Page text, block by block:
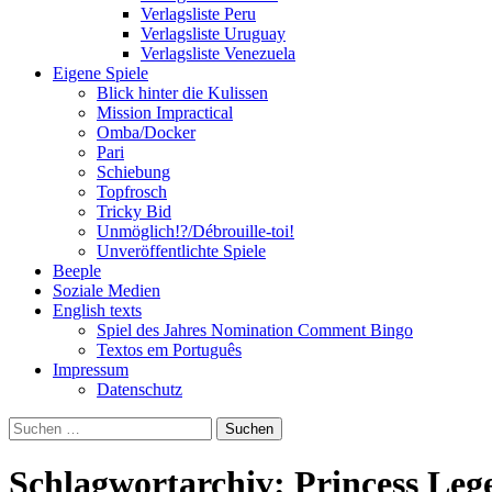
Verlagsliste Peru
Verlagsliste Uruguay
Verlagsliste Venezuela
Eigene Spiele
Blick hinter die Kulissen
Mission Impractical
Omba/Docker
Pari
Schiebung
Topfrosch
Tricky Bid
Unmöglich!?/Débrouille-toi!
Unveröffentlichte Spiele
Beeple
Soziale Medien
English texts
Spiel des Jahres Nomination Comment Bingo
Textos em Português
Impressum
Datenschutz
Suchen
nach:
Schlagwortarchiv: Princess